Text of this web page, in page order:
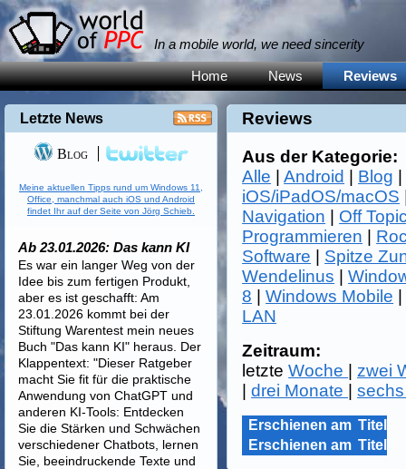
In a mobile world, we need sincerity
Home News Reviews
Reviews
Aus der Kategorie:
Alle |Android Blog
iOS/iPadOS/macOS
Navigation
Off
Programmieren
Software
Spitze
Wendelinus |
8 |Windows Mobile
LAN
Zeitraum:
letzteWoche
zwei
|drei Monate |
Erschienen am Titel
Erschienen am Titel
Letzte News
Blog
Meine aktuellen Tipps rund um Windows 11,
Office, manchmal auch iOS und Android
findet Ihr auf der Seite von Jörg Schieb.
Ab 23.01.2026: Das kann KI
Es war ein langer Weg von der
Idee bis zum fertigen Produkt,
aber es ist geschafft: Am
23.01.2026 kommt bei der
Stiftung Warentest mein neues
Buch "Das kann KI" heraus. Der
Klappentext: "Dieser Ratgeber
macht Sie fit für die praktische
Anwendung von ChatGPT und
anderen KI-Tools: Entdecken
Sie die Stärken und Schwächen
verschiedener Chatbots, lernen
Sie, beeindruckende Texte und